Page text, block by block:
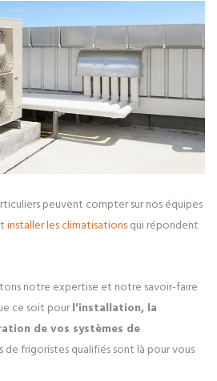
peuvent compter sur nos équipes
installer les climatisations qui répondent
notre expertise et notre savoir-faire
ce soit pourl’installation, la
de vos systèmes de
de frigoristes qualifiés sont là pour vous